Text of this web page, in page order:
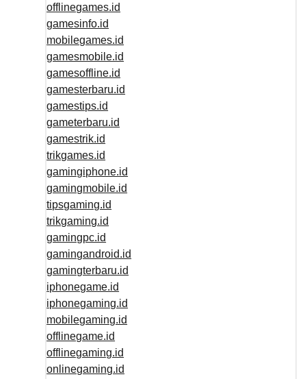
offlinegames.id
gamesinfo.id
mobilegames.id
gamesmobile.id
gamesoffline.id
gamesterbaru.id
gamestips.id
gameterbaru.id
gamestrik.id
trikgames.id
gamingiphone.id
gamingmobile.id
tipsgaming.id
trikgaming.id
gamingpc.id
gamingandroid.id
gamingterbaru.id
iphonegame.id
iphonegaming.id
mobilegaming.id
offlinegame.id
offlinegaming.id
onlinegaming.id